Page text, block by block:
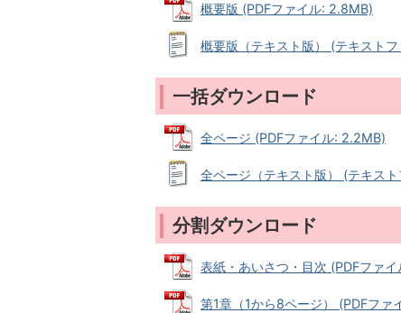
概要版 (PDFファイル: 2.8MB)
概要版（テキスト版） (テキスト
一括ダウンロード
全ページ (PDFファイル: 2.2MB)
全ページ（テキスト版） (テキス
分割ダウンロード
表紙・あいさつ・目次 (PDFファ
第1章（1から8ページ） (PDFファ